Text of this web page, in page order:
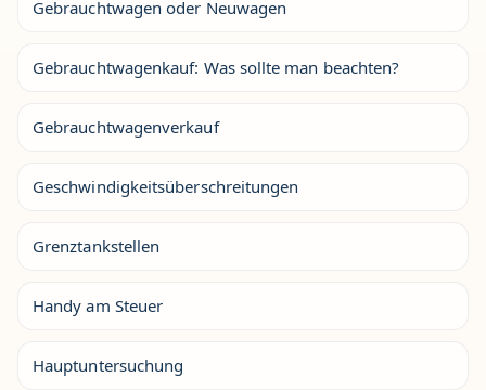
Gebrauchtwagen oder Neuwagen
Gebrauchtwagenkauf: Was sollte man beachten?
Gebrauchtwagenverkauf
Geschwindigkeitsüberschreitungen
Grenztankstellen
Handy am Steuer
Hauptuntersuchung